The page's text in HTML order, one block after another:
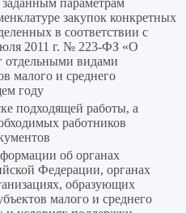
параметрам
закупок конкретных
в соответствии с
2011 г. № 223-ФЗ «О
отдельными видами
малого и среднего
году
подходящей работы, а
работников
об органах
Федерации, органах
образующих
малого и среднего